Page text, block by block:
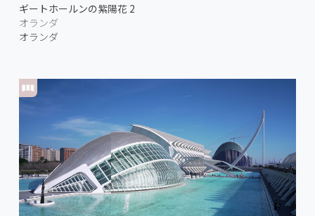
ギートホールンの紫陽花 2
オランダ
オランダ